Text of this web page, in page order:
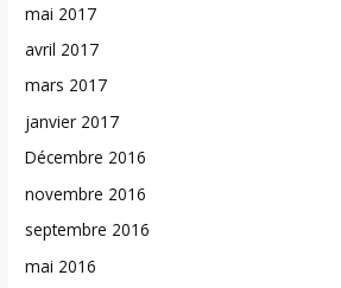
mai 2017
avril 2017
mars 2017
janvier 2017
Décembre 2016
novembre 2016
septembre 2016
mai 2016